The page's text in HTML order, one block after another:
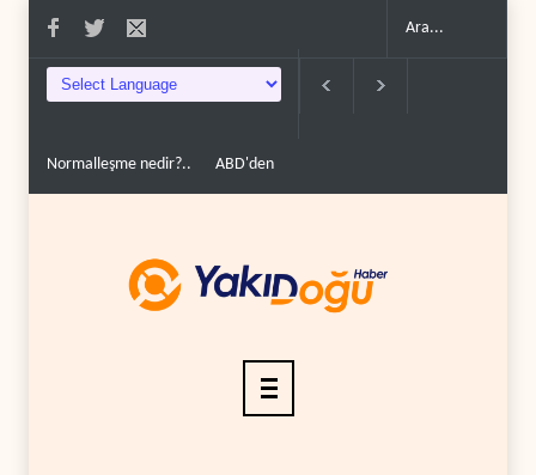
Normalleşme nedir?.. ABD'den Rus petrolünü alan ülkelere yüzde